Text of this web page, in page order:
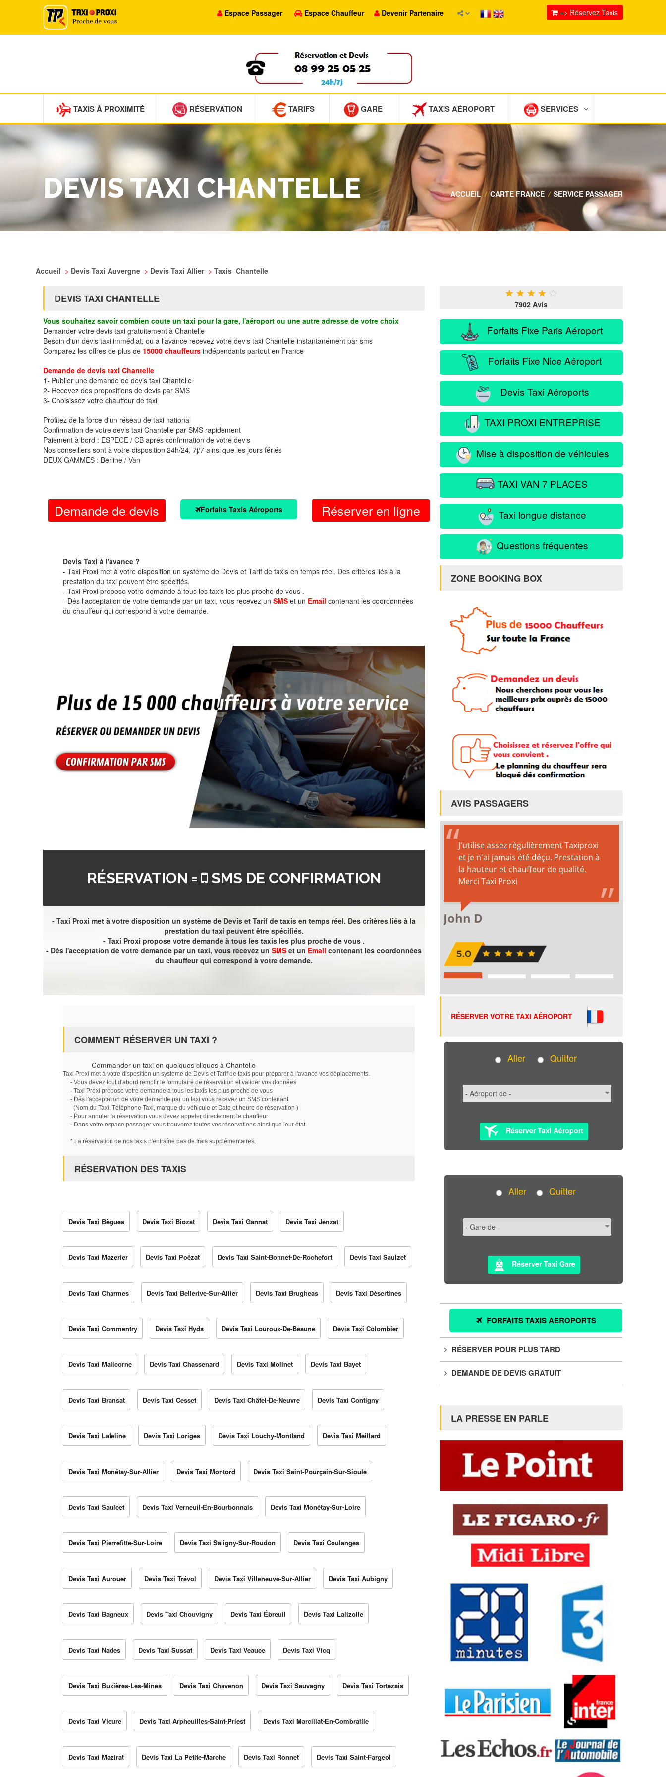
Espace Passager Espace Chauffeur Devenir Partenaire => Réservez Taxis
TAXIS À PROXIMITÉ RÉSERVATION TARIFS GARE TAXIS AÉROPORT SERVICES
DEVIS TAXI CHANTELLE ACCUEIL / CARTE FRANCE / SERVICE PASSAGER
Accueil > Devis Taxi Auvergne > Devis Taxi Allier > Taxis Chantelle
DEVIS TAXI CHANTELLE
Vous souhaitez savoir combien coute un taxi pour la gare, l'aéroport ou une autre adresse de votre choix
Demander votre devis taxi gratuitement à Chantelle
Besoin d'un devis taxi immédiat, ou a l'avance recevez votre devis taxi Chantelle instantanément par sms
Comparez les offres de plus de 15000 chauffeurs indépendants partout en France
Demande de devis taxi Chantelle
1- Publier une demande de devis taxi Chantelle
2- Recevez des propositions de devis par SMS
3- Choisissez votre chauffeur de taxi
Profitez de la force d'un réseau de taxi national
Confirmation de votre devis taxi Chantelle par SMS rapidement
Paiement à bord : ESPECE / CB apres confirmation de votre devis
Nos conseillers sont à votre disposition 24h/24, 7j/7 ainsi que les jours fériés
DEUX GAMMES : Berline / Van
Demande de devis Forfaits Taxis Aéroports Réserver en ligne
Devis Taxi à l'avance ?
- Taxi Proxi met à votre disposition un système de Devis et Tarif de taxis en temps réel. Des critères liés à la
prestation du taxi peuvent être spécifiés.
- Taxi Proxi propose votre demande à tous les taxis les plus proche de vous .
- Dés l'acceptation de votre demande par un taxi, vous recevez un SMS et un Email contenant les coordonnées
du chauffeur qui correspond à votre demande.
RÉSERVATION = SMS DE CONFIRMATION
- Taxi Proxi met à votre disposition un système de Devis et Tarif de taxis en temps réel. Des critères liés à la
prestation du taxi peuvent être spécifiés.
- Taxi Proxi propose votre demande à tous les taxis les plus proche de vous .
- Dés l'acceptation de votre demande par un taxi, vous recevez un SMS et un Email contenant les coordonnées
du chauffeur qui correspond à votre demande.
COMMENT RÉSERVER UN TAXI ?
Commander un taxi en quelques cliques à Chantelle
Taxi Proxi met à votre disposition un système de Devis et Tarif de taxis pour préparer à l'avance vos déplacements.
- Vous devez tout d'abord remplir le formulaire de réservation et valider vos données
- Taxi Proxi propose votre demande à tous les taxis les plus proche de vous
- Dés l'acceptation de votre demande par un taxi vous recevez un SMS contenant
(Nom du Taxi, Téléphone Taxi, marque du véhicule et Date et heure de réservation )
- Pour annuler la réservation vous devez appeler directement le chauffeur
- Dans votre espace passager vous trouverez toutes vos réservations ainsi que leur état.
* La réservation de nos taxis n'entraîne pas de frais supplémentaires.
RÉSERVATION DES TAXIS
Devis Taxi Bègues Devis Taxi Biozat Devis Taxi Gannat Devis Taxi Jenzat
Devis Taxi Mazerier Devis Taxi Poëzat Devis Taxi Saint-Bonnet-De-Rochefort Devis Taxi Saulzet
Devis Taxi Charmes Devis Taxi Bellerive-Sur-Allier Devis Taxi Brugheas Devis Taxi Désertines
Devis Taxi Commentry Devis Taxi Hyds Devis Taxi Louroux-De-Beaune Devis Taxi Colombier
Devis Taxi Malicorne Devis Taxi Chassenard Devis Taxi Molinet Devis Taxi Bayet
Devis Taxi Bransat Devis Taxi Cesset Devis Taxi Châtel-De-Neuvre Devis Taxi Contigny
Devis Taxi Lafeline Devis Taxi Loriges Devis Taxi Louchy-Montfand Devis Taxi Meillard
Devis Taxi Monétay-Sur-Allier Devis Taxi Montord Devis Taxi Saint-Pourçain-Sur-Sioule
Devis Taxi Saulcet Devis Taxi Verneuil-En-Bourbonnais Devis Taxi Monétay-Sur-Loire
Devis Taxi Pierrefitte-Sur-Loire Devis Taxi Saligny-Sur-Roudon Devis Taxi Coulanges
Devis Taxi Aurouer Devis Taxi Trévol Devis Taxi Villeneuve-Sur-Allier Devis Taxi Aubigny
Devis Taxi Bagneux Devis Taxi Chouvigny Devis Taxi Ébreuil Devis Taxi Lalizolle
Devis Taxi Nades Devis Taxi Sussat Devis Taxi Veauce Devis Taxi Vicq
Devis Taxi Buxières-Les-Mines Devis Taxi Chavenon Devis Taxi Sauvagny Devis Taxi Tortezais
Devis Taxi Vieure Devis Taxi Arpheuilles-Saint-Priest Devis Taxi Marcillat-En-Combraille
Devis Taxi Mazirat Devis Taxi La Petite-Marche Devis Taxi Ronnet Devis Taxi Saint-Fargeol
★ ★ ★ ★ ★
7902 Avis
Forfaits Fixe Paris Aéroport
Forfaits Fixe Nice Aéroport
Devis Taxi Aéroports
TAXI PROXI ENTREPRISE
Mise à disposition de véhicules
TAXI VAN 7 PLACES
Taxi longue distance
Questions fréquentes
ZONE BOOKING BOX
AVIS PASSAGERS
RÉSERVER VOTRE TAXI AÉROPORT
Aller Quitter
Réserver Taxi Aéroport
Aller Quitter
Réserver Taxi Gare
FORFAITS TAXIS AEROPORTS
RÉSERVER POUR PLUS TARD
DEMANDE DE DEVIS GRATUIT
LA PRESSE EN PARLE